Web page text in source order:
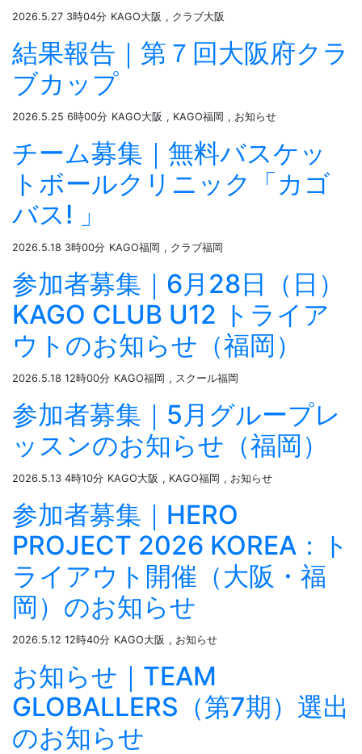
2026.5.27 3時04分 KAGO大阪 , クラブ大阪
結果報告｜第７回大阪府クラ
ブカップ
2026.5.25 6時00分 KAGO大阪 , KAGO福岡 , お知らせ
チーム募集｜無料バスケッ
トボールクリニック「カゴ
バス! 」
2026.5.18 3時00分 KAGO福岡 , クラブ福岡
参加者募集｜6月28日（日）
KAGO CLUB U12 トライア
ウトのお知らせ（福岡）
2026.5.18 12時00分 KAGO福岡 , スクール福岡
参加者募集｜5月グループレ
ッスンのお知らせ（福岡）
2026.5.13 4時10分 KAGO大阪 , KAGO福岡 , お知らせ
参加者募集｜HERO
PROJECT 2026 KOREA：ト
ライアウト開催（大阪・福
岡）のお知らせ
2026.5.12 12時40分 KAGO大阪 , お知らせ
お知らせ｜TEAM
GLOBALLERS（第7期）選出
のお知らせ